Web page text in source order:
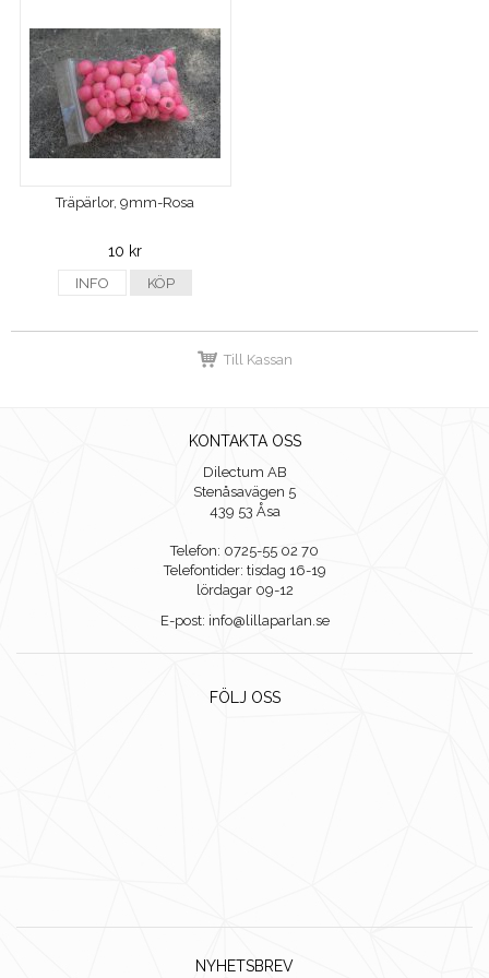
Träpärlor, 9mm-Rosa
10 kr
INFO KÖP
Till Kassan
KONTAKTA OSS
Dilectum AB
Stenåsavägen 5
439 53 Åsa
Telefon: 0725-55 02 70
Telefontider: tisdag 16-19
lördagar 09-12
E-post: info@lillaparlan.se
FÖLJ OSS
NYHETSBREV